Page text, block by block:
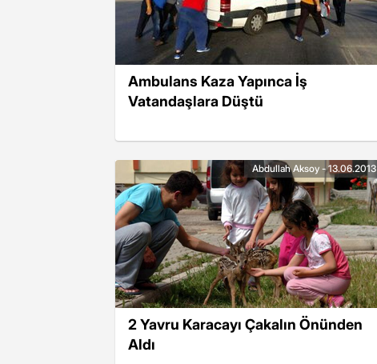
Ambulans Kaza Yapınca İş
Vatandaşlara Düştü
2 Yavru Karacayı Çakalın Önünden
Aldı
Abdullah Aksoy - 13.06.2013